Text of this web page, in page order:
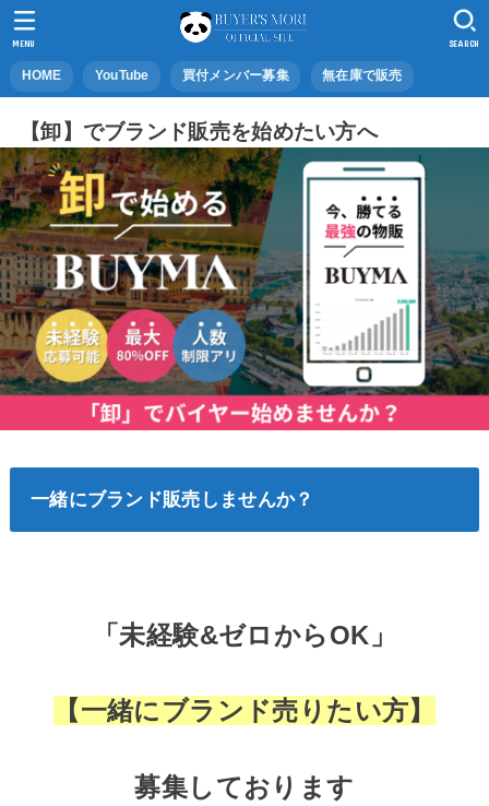
HOME YouTube 買付メンバー募集 無在庫で販売
SEARCH
MENU
【卸】でブランド販売を始めたい方へ
一緒にブランド販売しませんか？
「未経験&ゼロからOK」
【一緒にブランド売りたい方】
募集しております